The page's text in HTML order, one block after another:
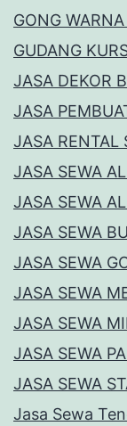
GONG
GUDANG
JASA DEKOR
JASA
JASA RENTAL
JASA SEWA
JASA SEWA
JASA SEWA
JASA SEWA
JASA SEWA
JASA SEWA
JASA SEWA
JASA SEWA
Jasa Sewa